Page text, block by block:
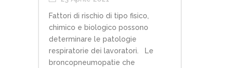
Fattori di rischio di tipo fisico,
chimico e biologico possono
determinare le patologie
respiratorie dei lavoratori. Le
broncopneumopatie che